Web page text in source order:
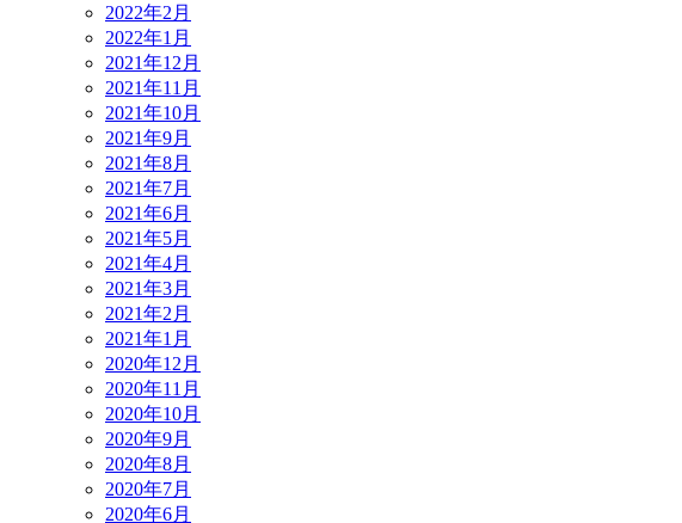
2022年2月
2022年1月
2021年12月
2021年11月
2021年10月
2021年9月
2021年8月
2021年7月
2021年6月
2021年5月
2021年4月
2021年3月
2021年2月
2021年1月
2020年12月
2020年11月
2020年10月
2020年9月
2020年8月
2020年7月
2020年6月